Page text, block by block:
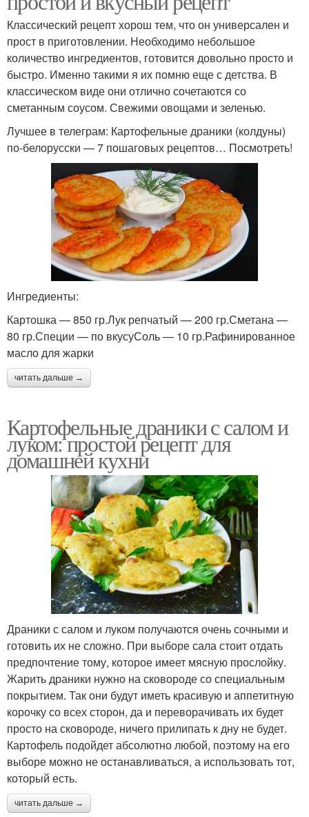
Классический рецепт хорош тем, что он универсален и
прост в приготовлении. Необходимо небольшое
количество ингредиентов, готовится довольно просто и
быстро. Именно такими я их помню еще с детства. В
классическом виде они отлично сочетаются со
сметанным соусом. Свежими овощами и зеленью.
Лучшее в телеграм: Картофельные драники (колдуны)
по-белорусски — 7 пошаговых рецептов… Посмотреть!
Ингредиенты:
Картошка — 850 гр.Лук репчатый — 200 гр.Сметана —
80 гр.Специи — по вкусуСоль — 10 гр.Рафинированное
масло для жарки
читать дальше →
Картофельные драники с салом и
луком: простой рецепт для
домашней кухни
Драники с салом и луком получаются очень сочными и
готовить их не сложно. При выборе сала стоит отдать
предпочтение тому, которое имеет мясную прослойку.
Жарить драники нужно на сковороде со специальным
покрытием. Так они будут иметь красивую и аппетитную
корочку со всех сторон, да и переворачивать их будет
просто на сковороде, ничего прилипать к дну не будет.
Картофель подойдет абсолютно любой, поэтому на его
выборе можно не останавливаться, а использовать тот,
который есть.
читать дальше →